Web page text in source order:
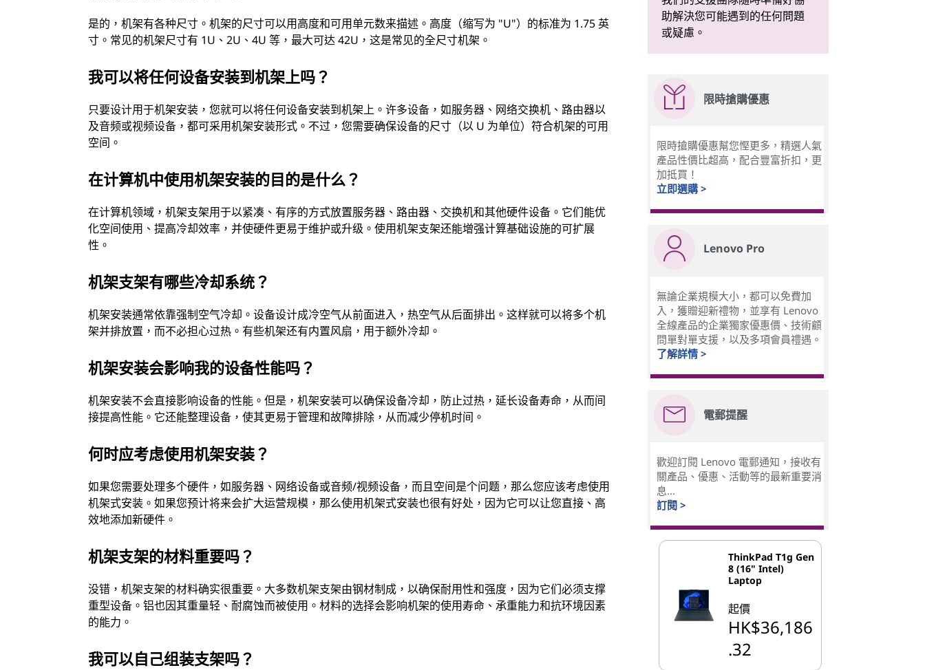
是的，机架有各种尺寸。机架的尺寸可以用高度和可用单元数来描述。高度（缩写为 "U"）的标准为 1.75 英
寸。常见的机架尺寸有 1U、2U、4U 等，最大可达 42U，这是常见的全尺寸机架。
我可以将任何设备安装到机架上吗？
只要设计用于机架安装，您就可以将任何设备安装到机架上。许多设备，如服务器、网络交换机、路由器以
及音频或视频设备，都可采用机架安装形式。不过，您需要确保设备的尺寸（以 U 为单位）符合机架的可用
空间。
在计算机中使用机架安装的目的是什么？
在计算机领域，机架支架用于以紧凑、有序的方式放置服务器、路由器、交换机和其他硬件设备。它们能优
化空间使用、提高冷却效率，并使硬件更易于维护或升级。使用机架支架还能增强计算基础设施的可扩展
性。
机架支架有哪些冷却系统？
机架安装通常依靠强制空气冷却。设备设计成冷空气从前面进入，热空气从后面排出。这样就可以将多个机
架并排放置，而不必担心过热。有些机架还有内置风扇，用于额外冷却。
机架安装会影响我的设备性能吗？
机架安装不会直接影响设备的性能。但是，机架安装可以确保设备冷却，防止过热，延长设备寿命，从而间
接提高性能。它还能整理设备，使其更易于管理和故障排除，从而减少停机时间。
何时应考虑使用机架安装？
如果您需要处理多个硬件，如服务器、网络设备或音频/视频设备，而且空间是个问题，那么您应该考虑使用
机架式安装。如果您预计将来会扩大运营规模，那么使用机架式安装也很有好处，因为它可以让您直接、高
效地添加新硬件。
机架支架的材料重要吗？
没错，机架支架的材料确实很重要。大多数机架支架由钢材制成，以确保耐用性和强度，因为它们必须支撑
重型设备。铝也因其重量轻、耐腐蚀而被使用。材料的选择会影响机架的使用寿命、承重能力和抗环境因素
的能力。
我可以自己组装支架吗？
助解決您可能遇到的任何問題
或疑慮。
限時搶購優惠
限時搶購優惠幫您慳更多，精選人氣
產品性價比超高，配合豐富折扣，更
加抵買！
立即選購 >
Lenovo Pro
無論企業規模大小，都可以免費加
入，獲贈迎新禮物，並享有 Lenovo
全線產品的企業獨家優惠價、技術顧
問單對單支援，以及多項會員禮遇。
了解詳情 >
電郵提醒
歡迎訂閱 Lenovo 電郵通知，接收有
關產品、優惠、活動等的最新重要消
息...
訂閱 >
ThinkPad T1g Gen
8 (16" Intel)
Laptop
起價
HK$36,186
.32